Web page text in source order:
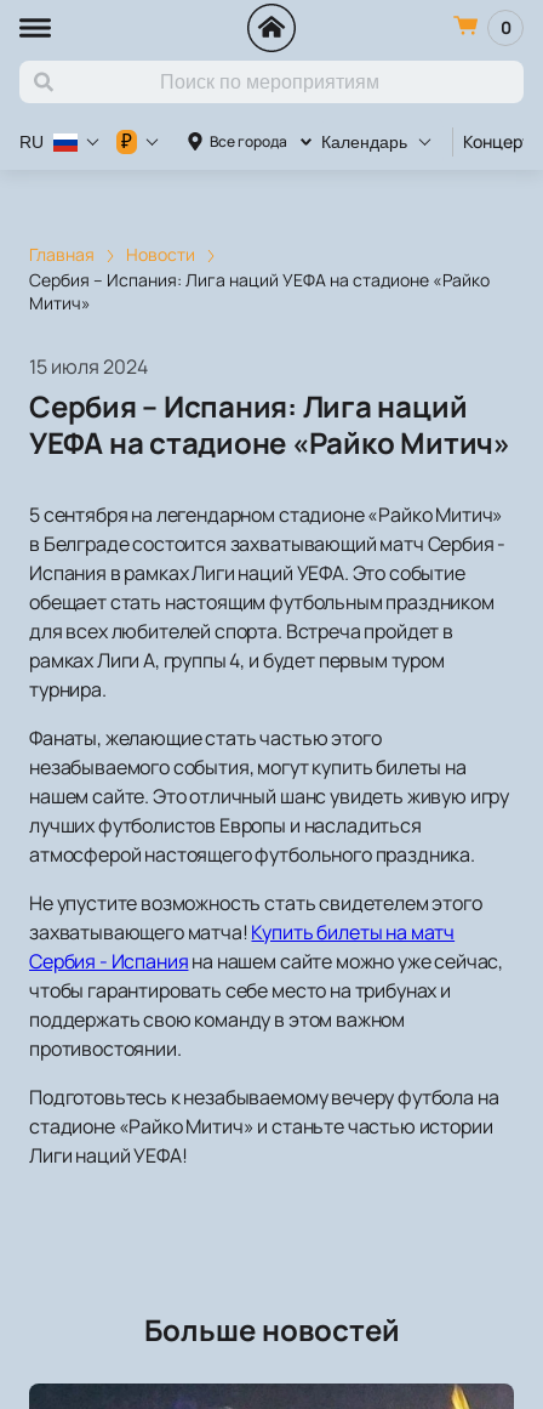
0
Все города Календарь Концерт
RU ₽
Главная
Новости
Сербия – Испания: Лига наций УЕФА на стадионе «Райко
Митич»
15 июля 2024
Сербия – Испания: Лига наций
УЕФА на стадионе «Райко Митич»
5 сентября на легендарном стадионе «Райко Митич»
в Белграде состоится захватывающий матч Сербия -
Испания в рамках Лиги наций УЕФА. Это событие
обещает стать настоящим футбольным праздником
для всех любителей спорта. Встреча пройдет в
рамках Лиги А, группы 4, и будет первым туром
турнира.
Фанаты, желающие стать частью этого
незабываемого события, могут купить билеты на
нашем сайте. Это отличный шанс увидеть живую игру
лучших футболистов Европы и насладиться
атмосферой настоящего футбольного праздника.
Не упустите возможность стать свидетелем этого
захватывающего матча! Купить билеты на матч
Сербия - Испанияна нашем сайте можно уже сейчас,
чтобы гарантировать себе место на трибунах и
поддержать свою команду в этом важном
противостоянии.
Подготовьтесь к незабываемому вечеру футбола на
стадионе «Райко Митич» и станьте частью истории
Лиги наций УЕФА!
Больше новостей